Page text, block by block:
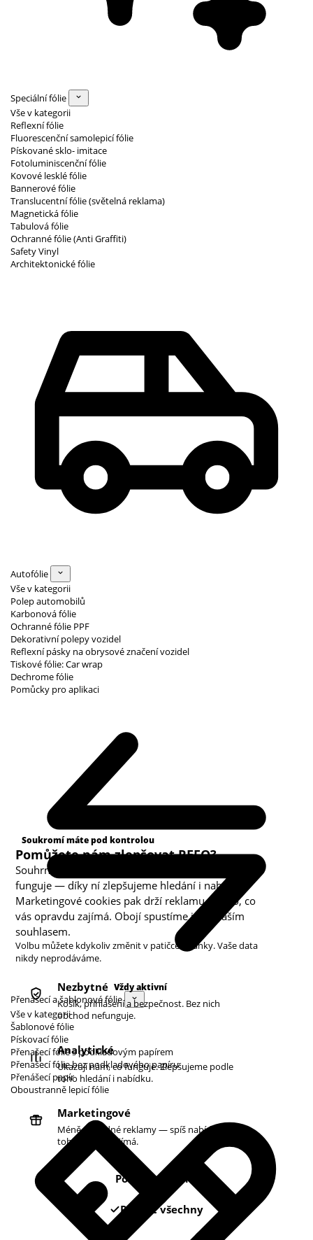
Speciální fólie
Vše v kategorii
Reflexní fólie
Fluorescenční samolepicí fólie
Pískované sklo- imitace
Fotoluminiscenční fólie
Kovové lesklé fólie
Bannerové fólie
Translucentní fólie (světelná reklama)
Magnetická fólie
Tabulová fólie
Ochranné fólie (Anti Graffiti)
Safety Vinyl
Architektonické fólie
Autofólie
Vše v kategorii
Polep automobilů
Karbonová fólie
Ochranné fólie PPF
Dekorativní polepy vozidel
Reflexní pásky na obrysové značení vozidel
Tiskové fólie: Car wrap
Dechrome fólie
Pomůcky pro aplikaci
Přenášecí a šablonové fólie
Vše v kategorii
Šablonové fólie
Pískovací fólie
Přenašecí fólie s podkladovým papírem
Přenašecí fólie bez podkladového papíru
Přenášecí papír
Oboustranně lepicí fólie
Soukromí máte pod kontrolou
Pomůžete nám zlepšovat REFO?
Souhrnná analytika nám ukazuje, co v obchodě
funguje — díky ní zlepšujeme hledání i nabídku.
Marketingové cookies pak drží reklamu u toho, co
vás opravdu zajímá. Obojí spustíme jen s vaším
souhlasem.
Volbu můžete kdykoliv změnit v patičce stránky. Vaše data
nikdy neprodáváme.
Kategorie cookies
Nezbytné Vždy aktivní
Košík, přihlášení a bezpečnost. Bez nich
obchod nefunguje.
Analytické
Ukazují nám, co funguje. Zlepšujeme podle
toho hledání i nabídku.
Marketingové
Méně náhodné reklamy — spíš nabídky podle
toho, co vás zajímá.
Pouze nezbytné
Povolit všechny